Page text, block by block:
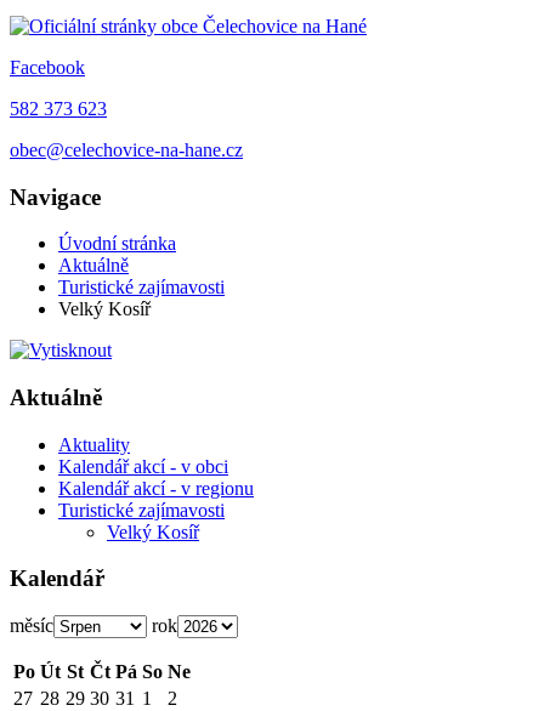
Facebook
582 373 623
obec@celechovice-na-hane.cz
Navigace
Úvodní stránka
Aktuálně
Turistické zajímavosti
Velký Kosíř
Aktuálně
Aktuality
Kalendář akcí - v obci
Kalendář akcí - v regionu
Turistické zajímavosti
Velký Kosíř
Kalendář
měsíc rok
Po Út St Čt Pá So Ne
27 28 29 30 31 1
2